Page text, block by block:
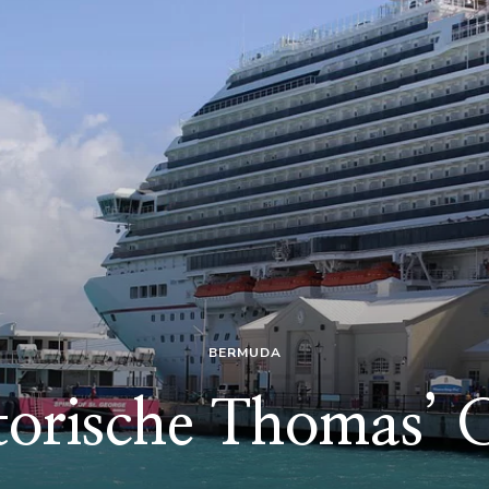
BERMUDA
Thomas’